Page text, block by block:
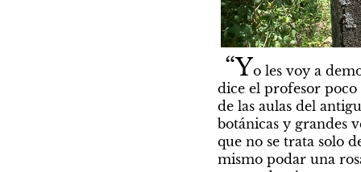
“Yo les voy a
dice el profesor poco
de las aulas del
botánicas y grandes
que no se trata solo
mismo podar una